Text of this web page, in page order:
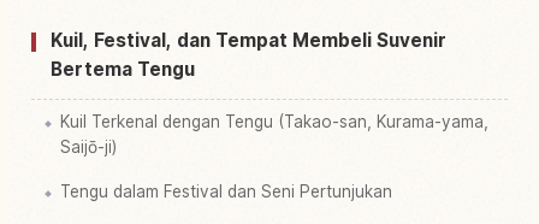
Kuil, Festival, dan Tempat Membeli Suvenir
Bertema Tengu
Kuil Terkenal dengan Tengu (Takao-san, Kurama-yama,
Saijō-ji)
Tengu dalam Festival dan Seni Pertunjukan